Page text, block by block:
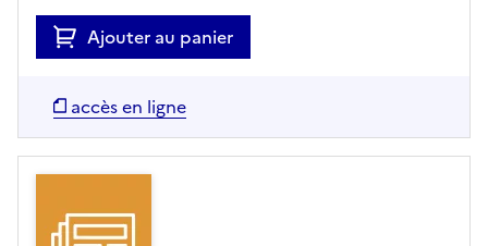
Ajouter au panier
accès en ligne